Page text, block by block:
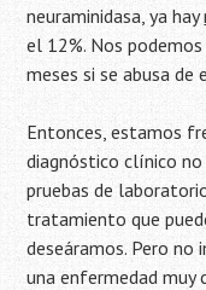
neuraminidasa, ya hay
el 12%. Nos
meses si se abusa
Entonces, estamos
diagnóstico clínico
pruebas de
tratamiento que
deseáramos. Pero
una enfermedad muy